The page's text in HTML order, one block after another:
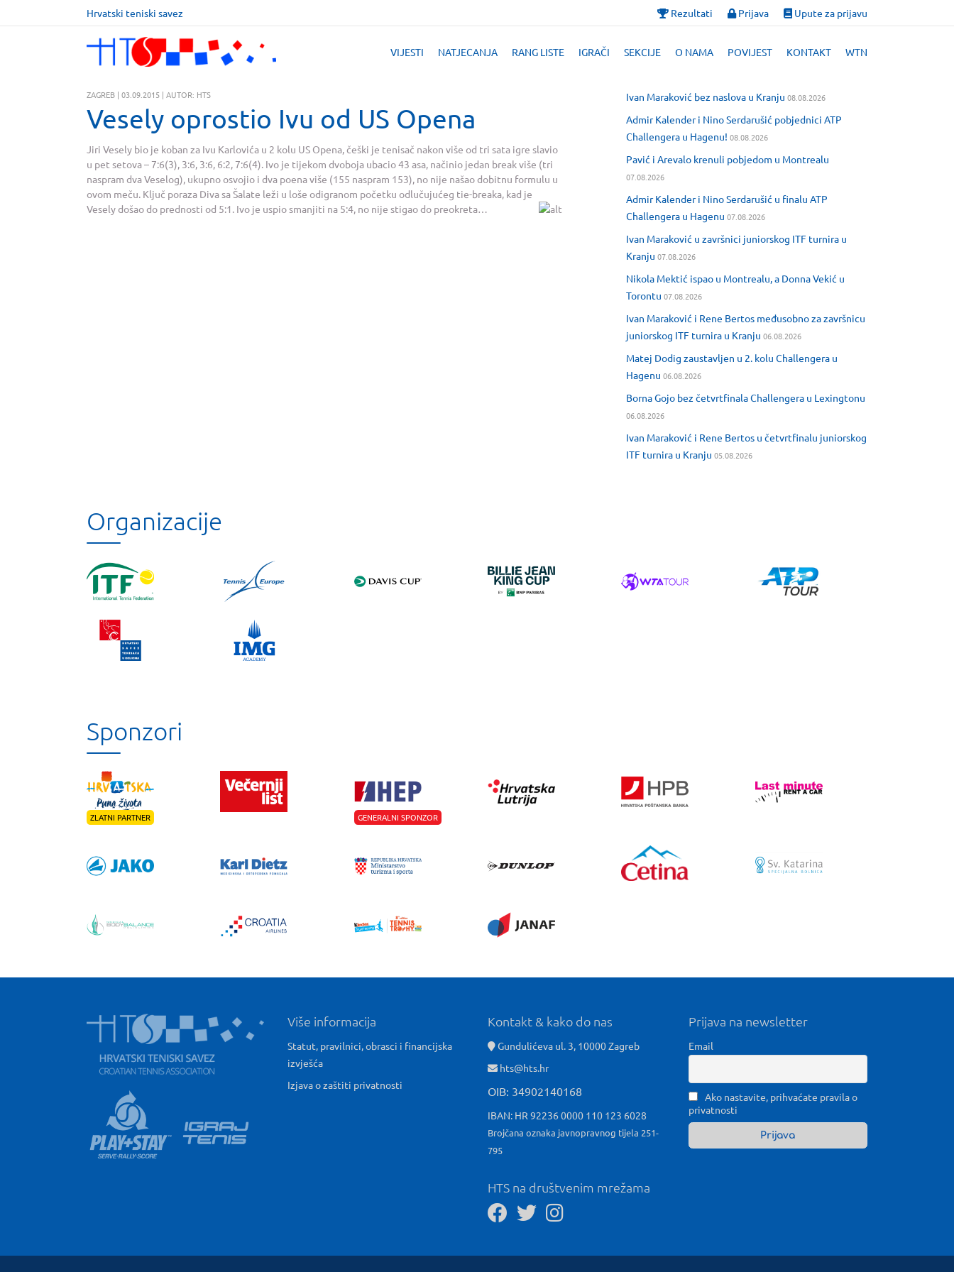
Hrvatski teniski savez Rezultati Prijava Upute za prijavu
VIJESTI NATJECANJA RANG LISTE IGRAČI SEKCIJE O NAMA POVIJEST KONTAKT WTN
ZAGREB | 03.09.2015 | AUTOR: HTS
Vesely oprostio Ivu od US Opena
Jiri Vesely bio je koban za Ivu Karlovića u 2 kolu US Opena, češki je tenisač nakon više od tri sata igre slavio
u pet setova – 7:6(3), 3:6, 3:6, 6:2, 7:6(4). Ivo je tijekom dvoboja ubacio 43 asa, načinio jedan break više (tri
naspram dva Veselog), ukupno osvojio i dva poena više (155 naspram 153), no nije našao dobitnu formulu u
ovom meču. Ključ poraza Diva sa Šalate leži u loše odigranom početku odlučujućeg tie-breaka, kad je
Vesely došao do prednosti od 5:1. Ivo je uspio smanjiti na 5:4, no nije stigao do preokreta…
Ivan Maraković bez naslova u Kranju 08.08.2026
Admir Kalender i Nino Serdarušić pobjednici ATP
Challengera u Hagenu! 08.08.2026
Pavić i Arevalo krenuli pobjedom u Montrealu
07.08.2026
Admir Kalender i Nino Serdarušić u finalu ATP
Challengera u Hagenu 07.08.2026
Ivan Maraković u završnici juniorskog ITF turnira u
Kranju 07.08.2026
Nikola Mektić ispao u Montrealu, a Donna Vekić u
Torontu 07.08.2026
Ivan Maraković i Rene Bertos međusobno za završnicu
juniorskog ITF turnira u Kranju 06.08.2026
Matej Dodig zaustavljen u 2. kolu Challengera u
Hagenu 06.08.2026
Borna Gojo bez četvrtfinala Challengera u Lexingtonu
06.08.2026
Ivan Maraković i Rene Bertos u četvrtfinalu juniorskog
ITF turnira u Kranju 05.08.2026
Organizacije
Sponzori
ZLATNI PARTNER GENERALNI SPONZOR
Više informacija
Statut, pravilnici, obrasci i financijska
izvješća
Izjava o zaštiti privatnosti
Kontakt & kako do nas
Gundulićeva ul. 3, 10000 Zagreb
hts@hts.hr
OIB: 34902140168
IBAN: HR 92236 0000 110 123 6028
Brojčana oznaka javnopravnog tijela 251-
795
HTS na društvenim mrežama
Prijava na newsletter
Email
Ako nastavite, prihvaćate pravila o
privatnosti